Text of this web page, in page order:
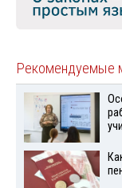
Рекомендуемые